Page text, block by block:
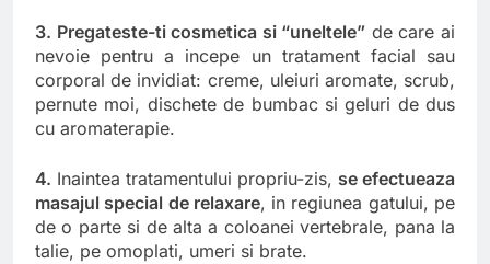
3. Pregateste-ti cosmetica si “uneltele” de care ai
nevoie pentru a incepe un tratament facial sau
corporal de invidiat: creme, uleiuri aromate, scrub,
pernute moi, dischete de bumbac si geluri de dus
cu aromaterapie.
4. Inaintea tratamentului propriu-zis, se efectueaza
masajul special de relaxare, in regiunea gatului, pe
de o parte si de alta a coloanei vertebrale, pana la
talie, pe omoplati, umeri si brate.